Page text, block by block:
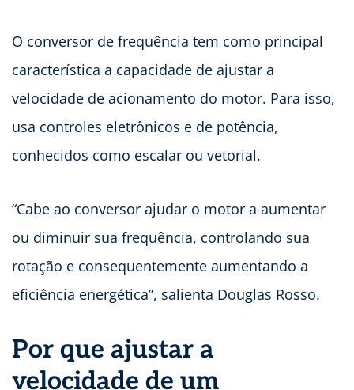
O conversor de frequência tem como principal
característica a capacidade de ajustar a
velocidade de acionamento do motor. Para isso,
usa controles eletrônicos e de potência,
conhecidos como escalar ou vetorial.
“Cabe ao conversor ajudar o motor a aumentar
ou diminuir sua frequência, controlando sua
rotação e consequentemente aumentando a
eficiência energética”, salienta Douglas Rosso.
Por que ajustar a
velocidade de um